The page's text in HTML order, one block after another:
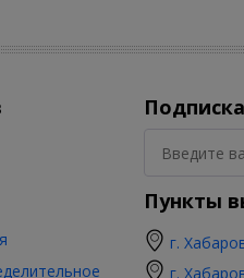
Пункты
г.
г.